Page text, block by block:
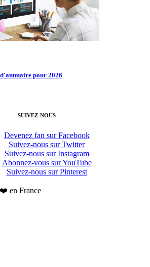
pour 2026
SUIVEZ-NOUS
Devenez fan sur Facebook
Suivez-nous sur Twitter
Suivez-nous sur Instagram
Abonnez-vous sur YouTube
Suivez-nous sur Pinterest
en France